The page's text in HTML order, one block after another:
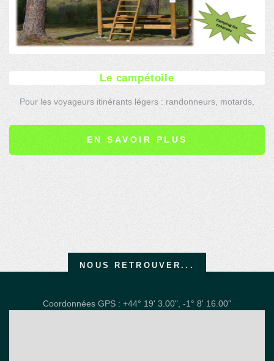
Le campétoile
Pour les voyageurs itinérants légers : randonneurs, motards,
Avec ou sans terrasse. Avec ou sans matelas.
EN SAVOIR PLUS
NOUS RETROUVER...
Coordonnées GPS : +44° 19' 3.00", -1° 8' 16.00"